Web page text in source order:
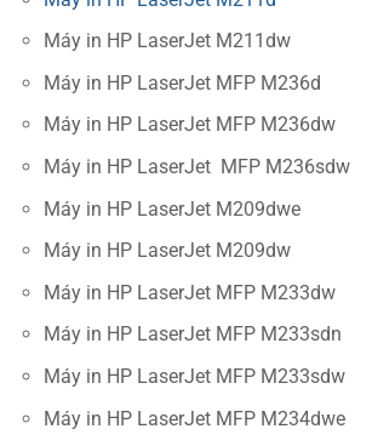
Máy in HP LaserJet M211dw
Máy in HP LaserJet MFP M236d
Máy in HP LaserJet MFP M236dw
Máy in HP LaserJet MFP M236sdw
Máy in HP LaserJet M209dwe
Máy in HP LaserJet M209dw
Máy in HP LaserJet MFP M233dw
Máy in HP LaserJet MFP M233sdn
Máy in HP LaserJet MFP M233sdw
Máy in HP LaserJet MFP M234dwe